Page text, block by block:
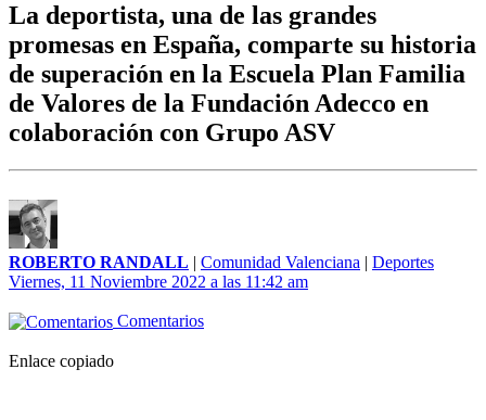
La deportista, una de las grandes
promesas en España, comparte su historia
de superación en la Escuela Plan Familia
de Valores de la Fundación Adecco en
colaboración con Grupo ASV
ROBERTO RANDALL | Comunidad Valenciana | Deportes
Viernes, 11 Noviembre 2022 a las 11:42 am
Comentarios
Enlace copiado